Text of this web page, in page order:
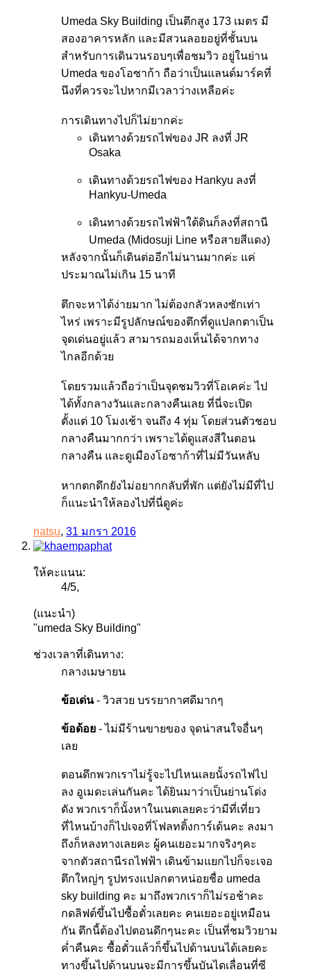
Umeda Sky Building เป็นตึกสูง 173 เมตร มี
สองอาคารหลัก และมีสวนลอยอยู่ที่ชั้นบน
สำหรับการเดินวนรอบๆเพื่อชมวิว อยู่ในย่าน
Umeda ของโอซาก้า ถือว่าเป็นแลนด์มาร์คที่
นึงที่ควรจะไปหากมีเวลาว่างเหลือค่ะ
การเดินทางไปก็ไม่ยากค่ะ
เดินทางด้วยรถไฟของ JR ลงที่ JR
Osaka
เดินทางด้วยรถไฟของ Hankyu ลงที่
Hankyu-Umeda
เดินทางด้วยรถไฟฟ้าใต้ดินก็ลงที่สถานี
Umeda (Midosuji Line หรือสายสีแดง)
หลังจากนั้นก็เดินต่ออีกไม่นานมากค่ะ แค่
ประมาณไม่เกิน 15 นาที
ตึกจะหาได้ง่ายมาก ไม่ต้องกลัวหลงซักเท่า
ไหร่ เพราะมีรูปลักษณ์ของตึกที่ดูแปลกตาเป็น
จุดเด่นอยู่แล้ว สามารถมองเห็นได้จากทาง
ไกลอีกด้วย
โดยรวมแล้วถือว่าเป็นจุดชมวิวที่โอเคค่ะ ไป
ได้ทั้งกลางวันและกลางคืนเลย ที่นี่จะเปิด
ตั้งแต่ 10 โมงเช้า จนถึง 4 ทุ่ม โดยส่วนตัวชอบ
กลางคืนมากกว่า เพราะได้ดูแสงสีในตอน
กลางคืน และดูเมืองโอซาก้าที่ไม่มีวันหลับ
หากตกดึกยังไม่อยากกลับที่พัก แต่ยังไม่มีที่ไป
ก็แนะนำให้ลองไปที่นี่ดูค่ะ
natsu, 31 มกรา 2016
ให้คะแนน:
4/5,
(แนะนำ)
"umeda Sky Building"
ช่วงเวลาที่เดินทาง:
กลางเมษายน
ข้อเด่น- วิวสวย บรรยากาศดีมากๆ
ข้อด้อย - ไม่มีร้านขายของ จุดน่าสนใจอื่นๆ
เลย
ตอนดึกพวกเราไม่รู้จะไปไหนเลยนั้งรถไฟไป
ลง อูเมดะเล่นกันคะ ได้ยินมาว่าเป็นย่านโด่ง
ดัง พวกเราก็นั้งหาในเนตเลยคะว่ามีที่เที่ยว
ที่ไหนบ้างก็ไปเจอที่โฟลทติ้งการ์เด้นคะ ลงมา
ถึงก็หลงทางเลยคะ ผู้คนเยอะมากจริงๆคะ
จากตัวสถานีรถไฟฟ้า เดินข้ามแยกไปก็จะเจอ
ตึกใหญ่ๆ รูปทรงแปลกตาหน่อยชื่อ umeda
sky building คะ มาถึงพวกเราก็ไม่รอช้าคะ
กดลิฟต์ขึ้นไปซื้อตั๋วเลยคะ คนเยอะอยู่เหมือน
กัน ตึกนี้ต้องไปตอนดึกๆนะคะ เป็นที่ชมวิวยาม
ค่ำคืนคะ ซื้อตั๋วแล้วก็ขึ้นไปด้านบนได้เลยคะ
ทางขึ้นไปด้านบนจะมีการขึ้นบันไดเลื่อนที่ซี